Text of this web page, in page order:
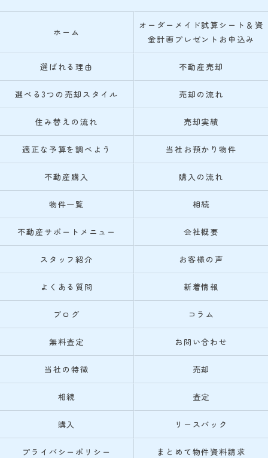
ホーム
オーダーメイド試算シート＆資
金計画プレゼントお申込み
選ばれる理由 不動産売却
選べる3つの売却スタイル 売却の流れ
住み替えの流れ 売却実績
適正な予算を調べよう 当社お預かり物件
不動産購入 購入の流れ
物件一覧 相続
不動産サポートメニュー 会社概要
スタッフ紹介 お客様の声
よくある質問 新着情報
ブログ コラム
無料査定 お問い合わせ
当社の特徴 売却
相続 査定
購入 リースバック
プライバシーポリシー まとめて物件資料請求